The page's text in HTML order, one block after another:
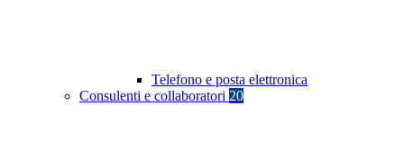
Telefono e posta elettronica
Consulenti e collaboratori 20